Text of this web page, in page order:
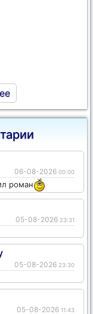
06-08-2026 00:00
роман
05-08-2026 23:31
05-08-2026 23:30
05-08-2026 11:43